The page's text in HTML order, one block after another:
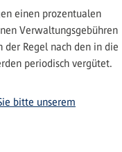
einen prozentualen
Verwaltungsgebühren
der Regel nach den in die
periodisch vergütet.
bitte unserem